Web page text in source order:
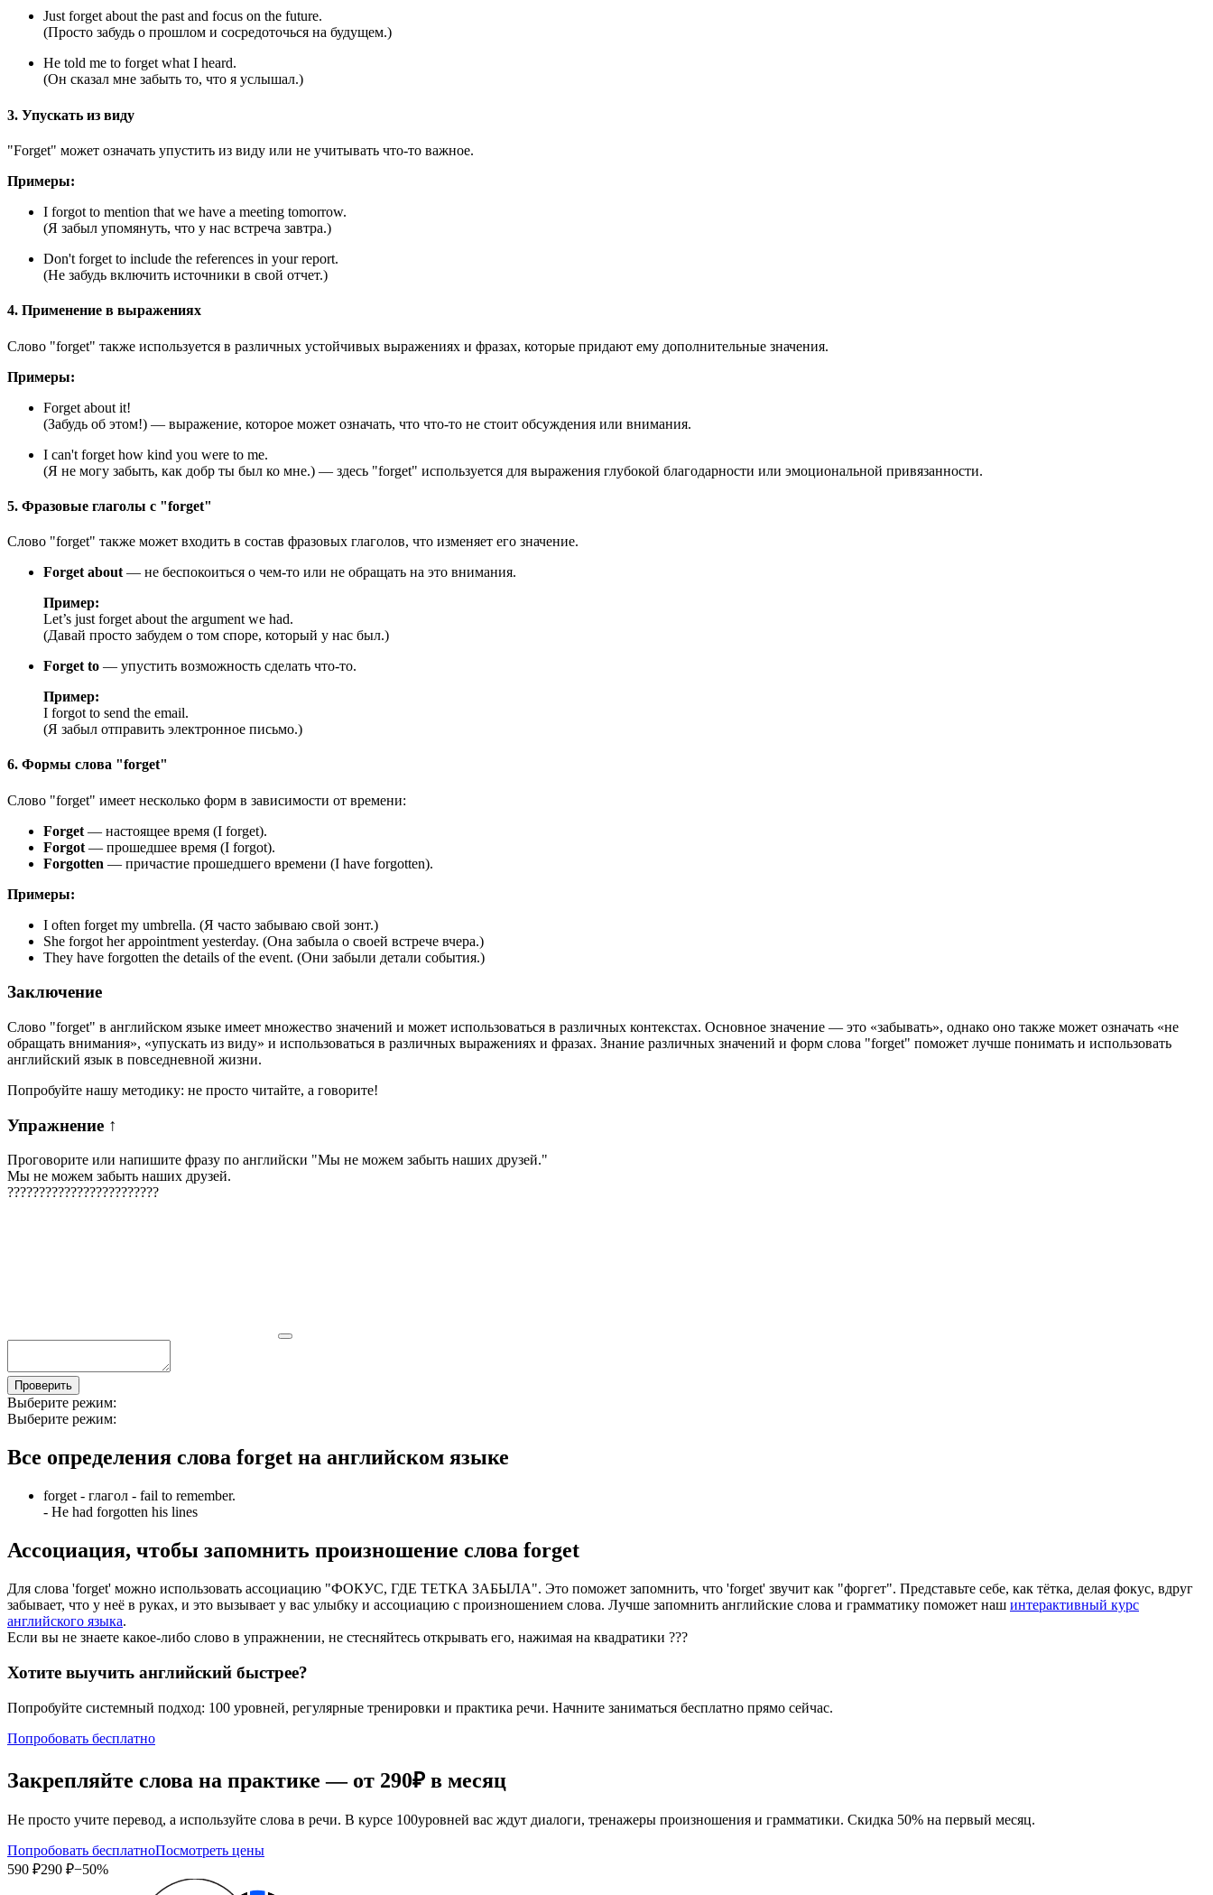
Just forget about the past and focus on the future.
(Просто забудь о прошлом и сосредоточься на будущем.)
He told me to forget what I heard.
(Он сказал мне забыть то, что я услышал.)
3. Упускать из виду
"Forget" может означать упустить из виду или не учитывать что-то важное.
Примеры:
I forgot to mention that we have a meeting tomorrow.
(Я забыл упомянуть, что у нас встреча завтра.)
Don't forget to include the references in your report.
(Не забудь включить источники в свой отчет.)
4. Применение в выражениях
Слово "forget" также используется в различных устойчивых выражениях и фразах, которые придают ему дополнительные значения.
Примеры:
Forget about it!
(Забудь об этом!) — выражение, которое может означать, что что-то не стоит обсуждения или внимания.
I can't forget how kind you were to me.
(Я не могу забыть, как добр ты был ко мне.) — здесь "forget" используется для выражения глубокой благодарности или эмоциональной привязанности.
5. Фразовые глаголы с "forget"
Слово "forget" также может входить в состав фразовых глаголов, что изменяет его значение.
Forget about — не беспокоиться о чем-то или не обращать на это внимания.
Пример:
Let’s just forget about the argument we had.
(Давай просто забудем о том споре, который у нас был.)
Forget to — упустить возможность сделать что-то.
Пример:
I forgot to send the email.
(Я забыл отправить электронное письмо.)
6. Формы слова "forget"
Слово "forget" имеет несколько форм в зависимости от времени:
Forget — настоящее время (I forget).
Forgot — прошедшее время (I forgot).
Forgotten — причастие прошедшего времени (I have forgotten).
Примеры:
I often forget my umbrella. (Я часто забываю свой зонт.)
She forgot her appointment yesterday. (Она забыла о своей встрече вчера.)
They have forgotten the details of the event. (Они забыли детали события.)
Заключение
Слово "forget" в английском языке имеет множество значений и может использоваться в различных контекстах. Основное значение — это «забывать», однако оно также может означать «не
обращать внимания», «упускать из виду» и использоваться в различных выражениях и фразах. Знание различных значений и форм слова "forget" поможет лучше понимать и использовать
английский язык в повседневной жизни.
Попробуйте нашу методику: не просто читайте, а говорите!
Упражнение ↑
Проговорите или напишите фразу по английски "Мы не можем забыть наших друзей."
Мы не можем забыть наших друзей.
????????????????????????
Проверить
Выберите режим:
Выберите режим:
Все определения слова forget на английском языке
forget - глагол - fail to remember.
- He had forgotten his lines
Ассоциация, чтобы запомнить произношение слова forget
Для слова 'forget' можно использовать ассоциацию "ФОКУС, ГДЕ ТЕТКА ЗАБЫЛА". Это поможет запомнить, что 'forget' звучит как "форгет". Представьте себе, как тётка, делая фокус, вдруг
забывает, что у неё в руках, и это вызывает у вас улыбку и ассоциацию с произношением слова. Лучше запомнить английские слова и грамматику поможет наш интерактивный курс
английского языка.
Если вы не знаете какое-либо слово в упражнении, не стесняйтесь открывать его, нажимая на квадратики ???
Хотите выучить английский быстрее?
Попробуйте системный подход: 100 уровней, регулярные тренировки и практика речи. Начните заниматься бесплатно прямо сейчас.
Попробовать бесплатно
Закрепляйте слова на практике — от 290₽ в месяц
Не просто учите перевод, а используйте слова в речи. В курсе 100уровней вас ждут диалоги, тренажеры произношения и грамматики. Скидка 50% на первый месяц.
Попробовать бесплатноПосмотреть цены
590 ₽290 ₽−50%